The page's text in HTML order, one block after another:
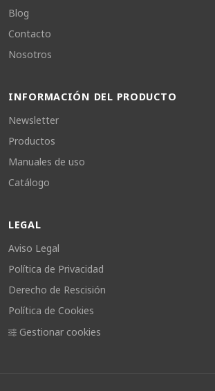
Blog
Contacto
Nosotros
INFORMACIÓN DEL PRODUCTO
Newsletter
Productos
Manuales de uso
Catálogo
LEGAL
Aviso Legal
Política de Privacidad
Derecho de Rescisión
Política de Cookies
Gestionar cookies